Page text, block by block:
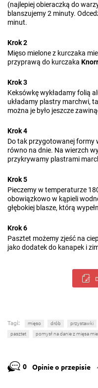
(najlepiej obieraczką do
blanszujemy 2 minuty.
minut.
Krok 2
Mięso mielone z kurczaka
przyprawą do kurczaka Knorr
Krok 3
Keksówkę wykładamy folią
układamy plastry marchwi,
można je było jeszcze
Krok 4
Do tak przygotowanej formy
równo na dnie. Na wierzch
przykrywamy plastrami
Krok 5
Pieczemy w temperaturze
obowiązkowo w kąpieli
głębokiej blasze, którą
Krok 6
Pasztet możemy zjeść na
jako dodatek do kanapek i
Tagi: mięso drób przystawki
pasztet
pomysł na danie z mięsa
0 Opinie o przepisie